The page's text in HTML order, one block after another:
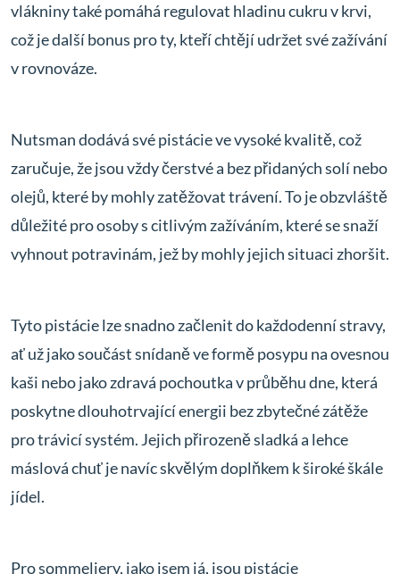
vlákniny také pomáhá regulovat hladinu cukru v krvi,
což je další bonus pro ty, kteří chtějí udržet své zažívání
v rovnováze.
Nutsman dodává své pistácie ve vysoké kvalitě, což
zaručuje, že jsou vždy čerstvé a bez přidaných solí nebo
olejů, které by mohly zatěžovat trávení. To je obzvláště
důležité pro osoby s citlivým zažíváním, které se snaží
vyhnout potravinám, jež by mohly jejich situaci zhoršit.
Tyto pistácie lze snadno začlenit do každodenní stravy,
ať už jako součást snídaně ve formě posypu na ovesnou
kaši nebo jako zdravá pochoutka v průběhu dne, která
poskytne dlouhotrvající energii bez zbytečné zátěže
pro trávicí systém. Jejich přirozeně sladká a lehce
máslová chuť je navíc skvělým doplňkem k široké škále
jídel.
Pro sommeliery, jako jsem já, jsou pistácie